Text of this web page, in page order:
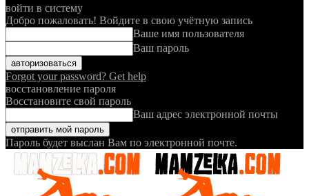
войти в систему
Добро пожаловать! Войдите в свою учётную запись
Ваше имя пользователя
Ваш пароль
Forgot your password? Get help
восстановление пароля
Восстановите свой пароль
Ваш адрес электронной почты
Пароль будет выслан Вам по электронной почте.